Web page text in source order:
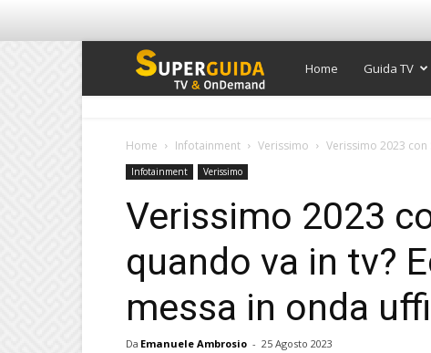
Super
Home Guida TV
Home Infotainment Verissimo Verissimo 2023 con
Infotainment Verissimo
Verissimo 2023
quando va in tv?
messa in onda
Da Emanuele Ambrosio - 25 Agosto 2023